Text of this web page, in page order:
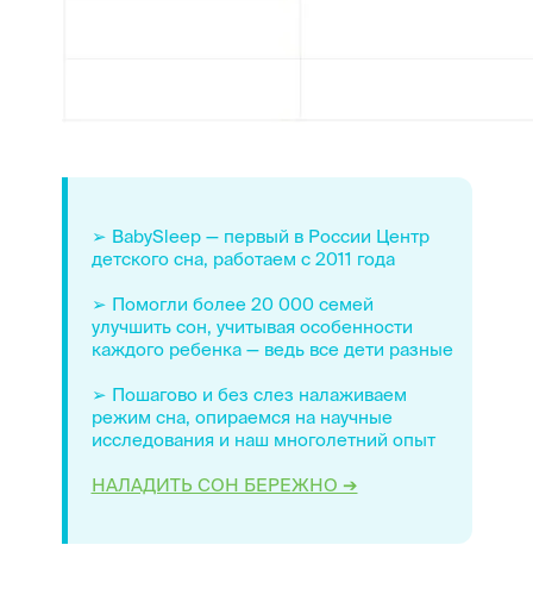
➢ BabySleep — первый в России Центр
детского сна, работаем с 2011 года
➢ Помогли более 20 000 семей
улучшить сон, учитывая особенности
каждого ребенка — ведь все дети разные
➢ Пошагово и без слез налаживаем
режим сна, опираемся на научные
исследования и наш многолетний опыт
НАЛАДИТЬ СОН БЕРЕЖНО ➔